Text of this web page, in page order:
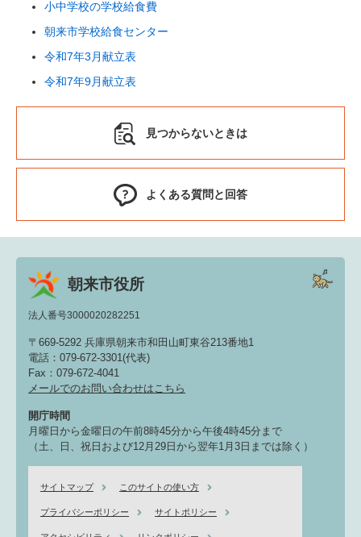
小中学校の学校給食費
朝来市学校給食センター
令和7年3月献立表
令和7年9月献立表
見つからないときは
よくある質問と回答
朝来市役所
法人番号3000020282251
〒669-5292 兵庫県朝来市和田山町東谷213番地1
電話：079-672-3301(代表)
Fax：079-672-4041
メールでのお問い合わせはこちら
開庁時間
月曜日から金曜日の午前8時45分から午後4時45分まで
（土、日、祝日および12月29日から翌年1月3日までは除く）
サイトマップ このサイトの使い方
プライバシーポリシー サイトポリシー